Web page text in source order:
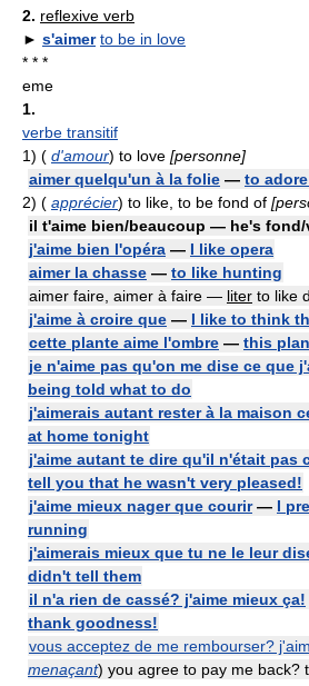
2. reflexive verb
► s'aimer to be in love
* * *
eme
1.
verbe transitif
1) ( d'amour) to love [personne]
aimer quelqu'un à la folie — to
2) ( apprécier) to like, to be fond of
il t'aime bien/beaucoup — he's
j'aime bien l'opéra — I like opera
aimer la chasse — to like hunting
aimer faire, aimer à faire — liter to like
j'aime à croire que — I like to think
cette plante aime l'ombre — this
je n'aime pas qu'on me dise ce que
being told what to do
j'aimerais autant rester à la maison
at home tonight
j'aime autant te dire qu'il n'était pas
tell you that he wasn't very pleased!
j'aime mieux nager que courir— I
running
j'aimerais mieux que tu ne le leur
didn't tell them
il n'a rien de cassé? j'aime mieux ça!
thank goodness!
vous acceptez de me rembourser?
menaçant) you agree to pay me back?